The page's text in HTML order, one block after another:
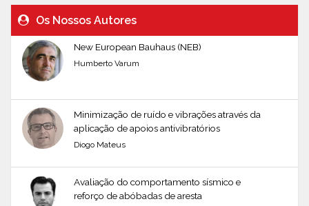
Os Nossos Autores
New European Bauhaus (NEB)
Humberto Varum
Minimização de ruído e vibrações através da
aplicação de apoios antivibratórios
Diogo Mateus
Avaliação do comportamento sísmico e
reforço de abóbadas de aresta